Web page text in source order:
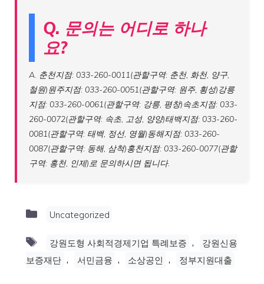
Q. 문의는 어디로 하나
요?
A. 춘천지점: 033-260-0011(관할구역: 춘천, 화천, 양구,
철원)원주지점: 033-260-0051(관할구역: 원주, 횡성)강릉
지점: 033-260-0061(관할구역: 강릉, 평창)속초지점: 033-
260-0072(관할구역: 속초, 고성, 양양)태백지점: 033-260-
0081(관할구역: 태백, 정선, 영월)동해지점: 033-260-
0087(관할구역: 동해, 삼척)홍천지점: 033-260-0077(관할
구역: 홍천, 인제)로 문의하시면 됩니다.
Categories
Uncategorized
Tags
강원도형 사회적경제기업 특례보증 ,
강원신용
보증재단 , 서민금융 , 소상공인 , 정부지원대출